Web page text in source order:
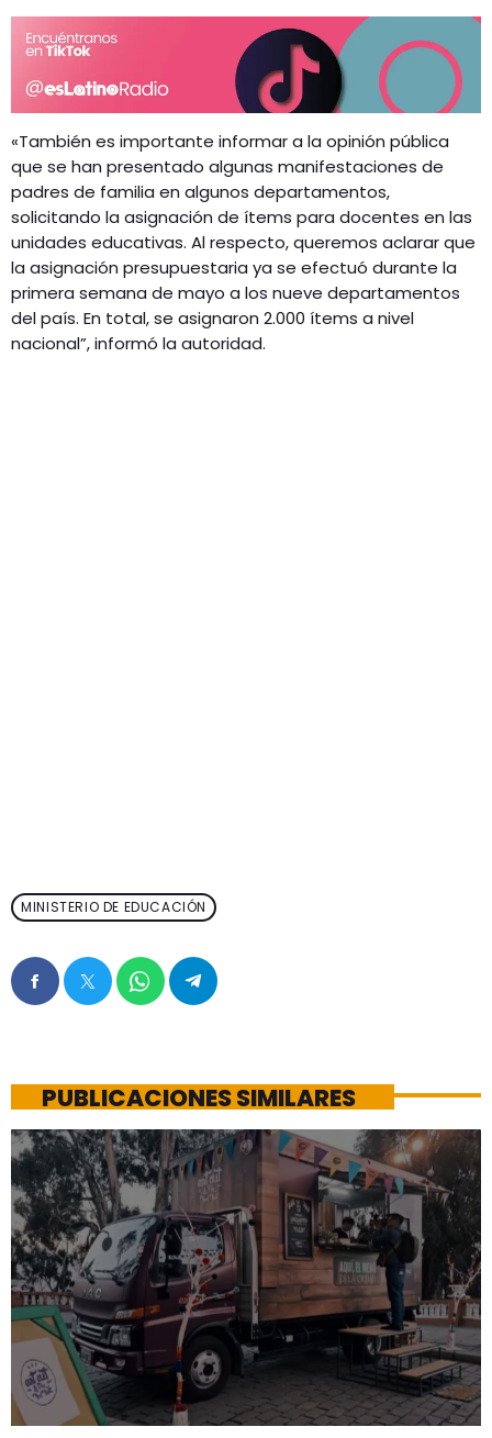
«También es importante informar a la opinión pública
que se han presentado algunas manifestaciones de
padres de familia en algunos departamentos,
solicitando la asignación de ítems para docentes en las
unidades educativas. Al respecto, queremos aclarar que
la asignación presupuestaria ya se efectuó durante la
primera semana de mayo a los nueve departamentos
del país. En total, se asignaron 2.000 ítems a nivel
nacional”, informó la autoridad.
MINISTERIO DE EDUCACIÓN
PUBLICACIONES SIMILARES